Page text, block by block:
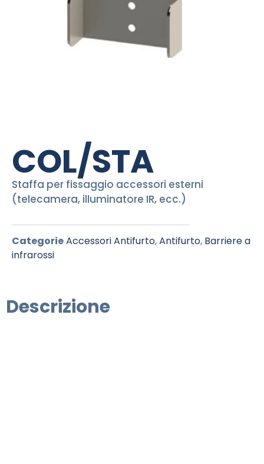
COL/STA
Staffa per fissaggio accessori esterni
(telecamera, illuminatore IR, ecc.)
CategorieAccessori Antifurto,Antifurto, Barriere a
infrarossi
Descrizione